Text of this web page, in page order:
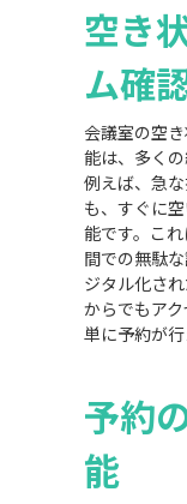
空き
ム確
会議室の空
能は、多く
例えば、急
も、すぐに
能です。こ
間での無駄
ジタル化さ
からでもア
単に予約が行
予約
能